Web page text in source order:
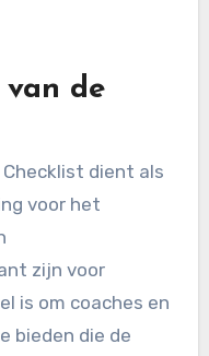
de
dient als
voor het
zijn voor
is om coaches en
bieden die de